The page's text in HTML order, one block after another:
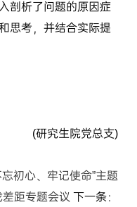
剖析了问题的原因症
思考，并结合实际提
(研究生院党总支)
初心、牢记使命”主题
距专题会议 下一条：